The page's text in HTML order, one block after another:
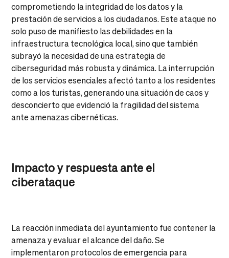
comprometiendo la integridad de los datos y la
prestación de servicios a los ciudadanos. Este ataque no
solo puso de manifiesto las debilidades en la
infraestructura tecnológica local, sino que también
subrayó la necesidad de una estrategia de
ciberseguridad más robusta y dinámica. La interrupción
de los servicios esenciales afectó tanto a los residentes
como a los turistas, generando una situación de caos y
desconcierto que evidenció la fragilidad del sistema
ante amenazas cibernéticas.
Impacto y respuesta ante el
ciberataque
La reacción inmediata del ayuntamiento fue contener la
amenaza y evaluar el alcance del daño. Se
implementaron protocolos de emergencia para